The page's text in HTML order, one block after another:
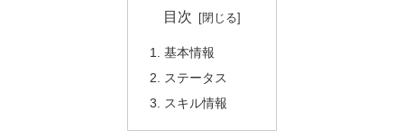
目次
基本情報
ステータス
スキル情報